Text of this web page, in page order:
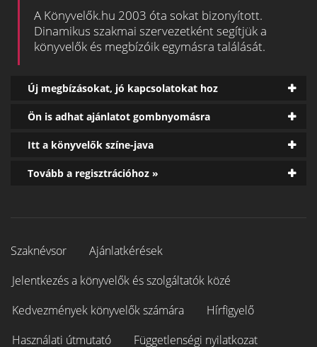
A Könyvelők.hu 2003 óta sokat bizonyított.
Dinamikus szakmai szervezetként segítjük a
könyvelők és megbízóik egymásra találását.
Új megbízásokat, jó kapcsolatokat hoz
Ön is adhat ajánlatot gombnyomásra
Itt a könyvelők színe-java
Tovább a regisztrációhoz »
Szaknévsor
Ajánlatkérések
Jelentkezés a könyvelők és szolgáltatók közé
Kedvezmények könyvelők számára
Hírfigyelő
Használati útmutató
Függetlenségi nyilatkozat